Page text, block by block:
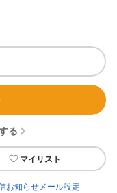
る
マイリスト
お知らせメール設定